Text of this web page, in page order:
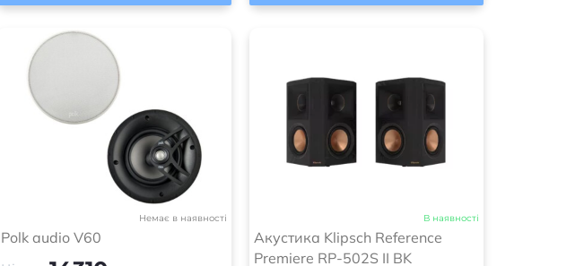
Немає в наявності
Polk audio V60
В наявності
Акустика Klipsch Reference
Premiere RP-502S II BK